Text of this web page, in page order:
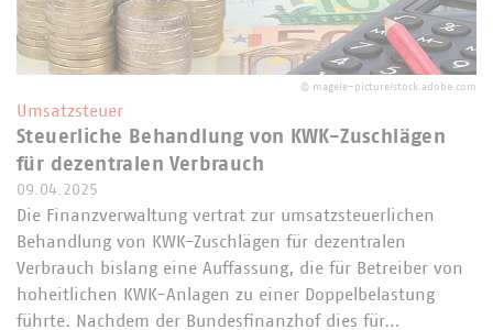
© magele-picture/stock.adobe.com
Umsatzsteuer
Steuerliche Behandlung von KWK-Zuschlägen
für dezentralen Verbrauch
09.04.2025
Die Finanzverwaltung vertrat zur umsatzsteuerlichen
Behandlung von KWK-Zuschlägen für dezentralen
Verbrauch bislang eine Auffassung, die für Betreiber von
hoheitlichen KWK-Anlagen zu einer Doppelbelastung
führte. Nachdem der Bundesfinanzhof dies für…